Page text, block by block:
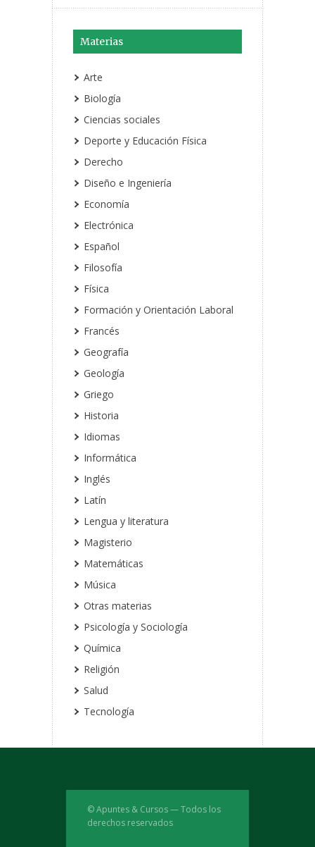
Materias
Arte
Biología
Ciencias sociales
Deporte y Educación Física
Derecho
Diseño e Ingeniería
Economía
Electrónica
Español
Filosofía
Física
Formación y Orientación Laboral
Francés
Geografía
Geología
Griego
Historia
Idiomas
Informática
Inglés
Latín
Lengua y literatura
Magisterio
Matemáticas
Música
Otras materias
Psicología y Sociología
Química
Religión
Salud
Tecnología
© Apuntes & Cursos — Todos los
derechos reservados